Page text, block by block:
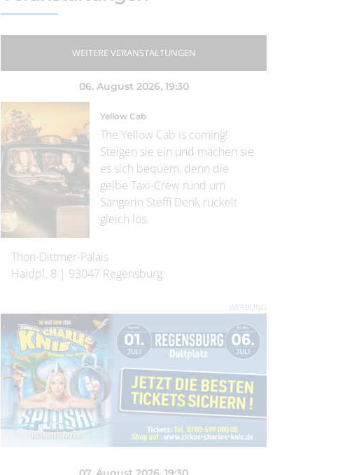
WEITERE VERANSTALTUNGEN
06. August 2026, 19:30
Yellow Cab
The Yellow Cab is coming!
Steigen sie ein und machen sie
es sich bequem, denn die
gelbe Taxi-Crew rund um
Sängerin Steffi Denk ruckelt
gleich los.
Thon-Dittmer-Palais
Haidpl. 8 | 93047 Regensburg
WERBUNG